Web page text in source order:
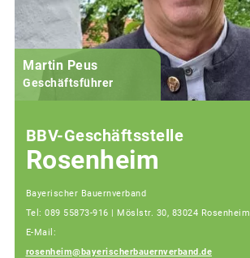
Martin Peus
Geschäftsführer
BBV-Geschäftsstelle
Rosenheim
Bayerischer Bauernverband
Tel: 089 55873-916 | Möslstr. 30, 83024 Rosenheim
E-Mail:
rosenheim@bayerischerbauernverband.de